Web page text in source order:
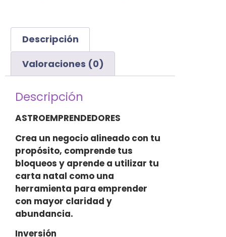
Descripción
Valoraciones (0)
Descripción
ASTROEMPRENDEDORES
Crea un negocio alineado con tu
propósito, comprende tus
bloqueos y aprende a utilizar tu
carta natal como una
herramienta para emprender
con mayor claridad y
abundancia.
Inversión